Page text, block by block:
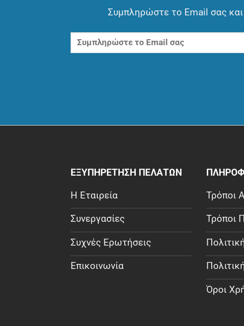
Συμπληρώστε το Email σας
ΕΞΥΠΗΡΕΤΗΣΗ ΠΕΛΑΤΩΝ
Η Εταιρεία
Συνεργασίες
Συχνές Ερωτήσεις
Επικοινωνία
Τρόποι
Τρόποι
Όροι